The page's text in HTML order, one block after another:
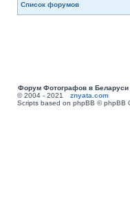
Список форумов
Форум Фотографов в Беларуси
© 2004 - 2021 znyata.com
Scripts based on phpBB © phpBB